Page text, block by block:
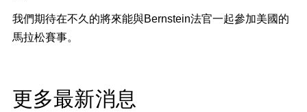
我們期待在不久的將來能與Bernstein法官一起參加美國的
馬拉松賽事。
更多最新消息